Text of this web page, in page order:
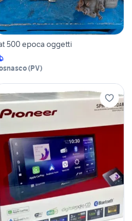
500 epoca oggetti
(PV)